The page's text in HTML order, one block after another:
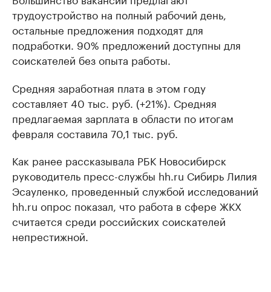
трудоустройство на полный рабочий день,
остальные предложения подходят для
подработки. 90% предложений доступны для
соискателей без опыта работы.
Средняя заработная плата в этом году
составляет 40 тыс. руб. (+21%). Средняя
предлагаемая зарплата в области по итогам
февраля составила 70,1 тыс. руб.
Как ранее рассказывала РБК Новосибирск
руководитель пресс-службы hh.ru Сибирь Лилия
Эсауленко, проведенный службой исследований
hh.ru опрос показал, что работа в сфере ЖКХ
считается среди российских соискателей
непрестижной.